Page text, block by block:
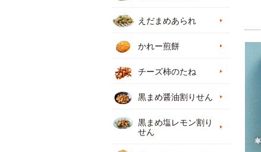
えだまめあられ
かれー煎餅
チーズ柿のたね
黒まめ醤油割りせん
黒まめ塩レモン割り
せん